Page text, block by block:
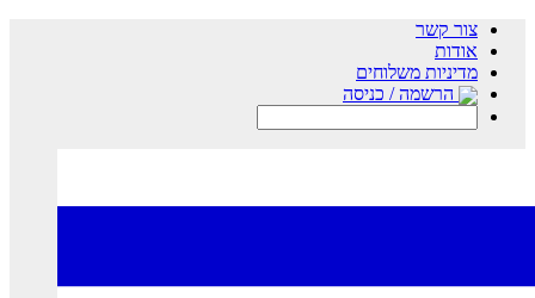
צור קשר
אודות
מדיניות משלוחים
הרשמה / כניסה